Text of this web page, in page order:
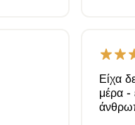
Είχα
μέρα -